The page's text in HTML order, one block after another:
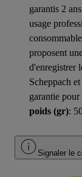
garantis 2
usage
proposent
d'enregistrer
Scheppach
garantie
poids (gr):
Signaler le